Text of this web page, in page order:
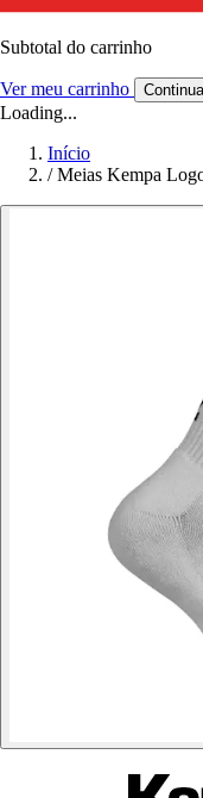
Subtotal do carrinho
Ver meu carrinho
Loading...
Início
/ Meias Kempa